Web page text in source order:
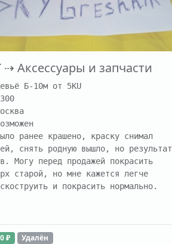
⇢ Аксессуары и запчасти
Б-10м от 5KU
ранее крашено, краску снимал
снять родную вышло, но результат
Могу перед продажей покрасить
старой, но мне кажется легче
₽ Удалён